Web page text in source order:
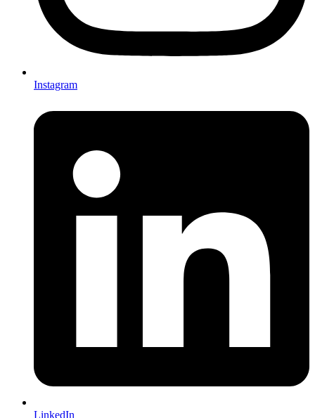
Instagram
LinkedIn